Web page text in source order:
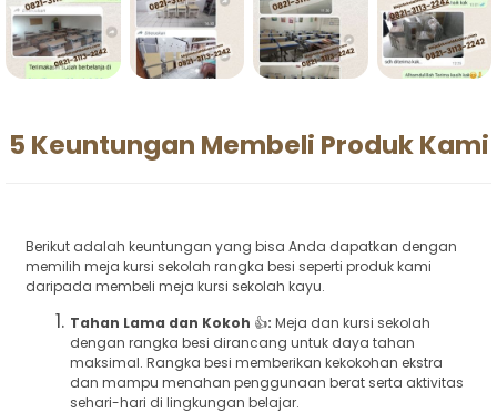
5 Keuntungan Membeli Produk Kami
Berikut adalah keuntungan yang bisa Anda dapatkan dengan
memilih meja kursi sekolah rangka besi seperti produk kami
daripada membeli meja kursi sekolah kayu.
Tahan Lama dan Kokoh 👍: Meja dan kursi sekolah
dengan rangka besi dirancang untuk daya tahan
maksimal. Rangka besi memberikan kekokohan ekstra
dan mampu menahan penggunaan berat serta aktivitas
sehari-hari di lingkungan belajar.